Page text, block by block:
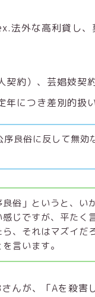
法外な高利貸し、
契約）、芸娼妓契
年につき差別的扱
序良俗に反して無効
良俗」というと、い
感じですが、平たく
ら、それはマズイだ
言います。
んが、「Aを殺害